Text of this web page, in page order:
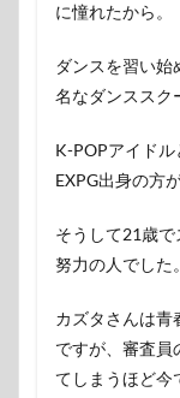
に憧れたから。
ダンスを習い
名なダンススク
K-POPアイド
EXPG出身の方
そうして21歳
努力の人でした。
カズタさんは青
ですが、審査員
てしまうほど今